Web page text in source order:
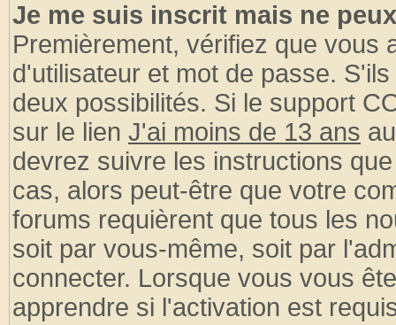
Je me suis inscrit mais ne
Premièrement, vérifiez que vous
d'utilisateur et mot de passe.
deux possibilités. Si le support
sur le lien J'ai moins de 13 ans
devrez suivre les instructions
cas, alors peut-être que votre
forums requièrent que tous les
soit par vous-même, soit par
connecter. Lorsque vous vous
apprendre si l'activation est